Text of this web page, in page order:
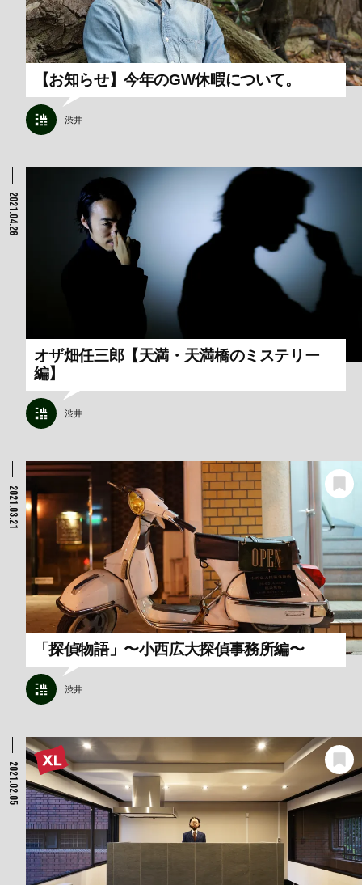
【お知らせ】今年のGW休暇について。
渋井
2021.04.26
オザ畑任三郎【天満・天満橋のミステリー
編】
渋井
2021.03.21
「探偵物語」〜小西広大探偵事務所編〜
渋井
2021.02.05